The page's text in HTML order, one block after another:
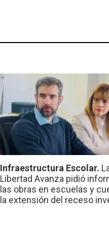
Infraestructura Escolar.
Libertad Avanza pidió
las obras en escuelas y
la extensión del receso